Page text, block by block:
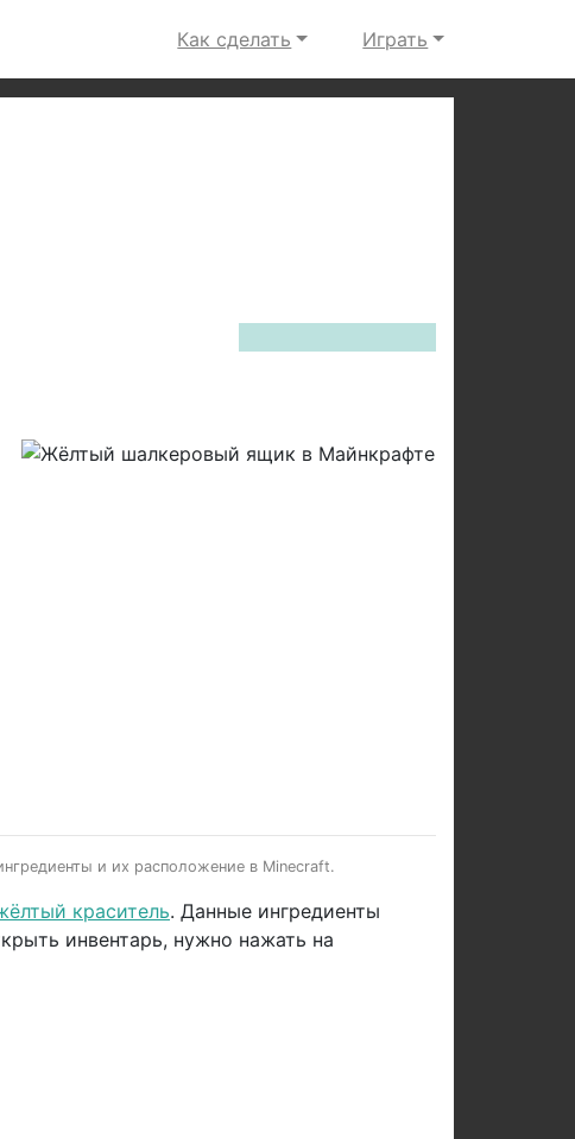
Как сделать Играть
Next
и их расположение в Minecraft.
краситель. Данные ингредиенты
инвентарь, нужно нажать на